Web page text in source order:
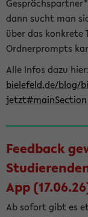
dann sucht man
über das konkrete
Ordnerprompts
Alle Infos dazu hier:
bielefeld.de/blog/
jetzt#mainSection
Feedback
App
Ab sofort gibt es